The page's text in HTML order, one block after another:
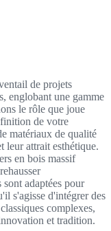
de projets
englobant une gamme
le rôle que joue
de votre
matériaux de qualité
leur attrait esthétique.
en bois massif
adaptées pour
s'agisse d'intégrer des
complexes,
et tradition.